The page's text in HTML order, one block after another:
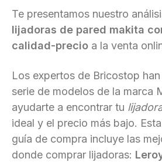
Te presentamos nuestro
lijadoras de pared makita
calidad-precio a la venta
Los expertos de Bricostop
serie de modelos de la marca
ayudarte a encontrar tu
ideal y el precio más bajo.
guía de compra incluye las
donde comprar lijadoras: